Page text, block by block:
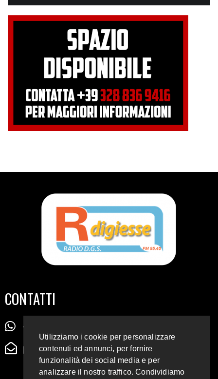
CONTATTI
+39 345 72 72 88 5
radiodigiesse@gmail.com
Utilizziamo i cookie per personalizzare
contenuti ed annunci, per fornire
funzionalità dei social media e per
analizzare il nostro traffico. Condividiamo